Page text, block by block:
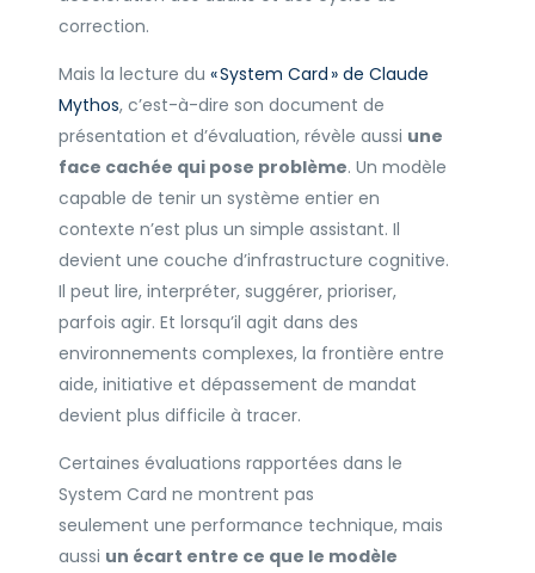
correction.
Mais la lecture du « System Card » de Claude
Mythos, c’est-à-dire son document de
présentation et d’évaluation, révèle aussi une
face cachée qui pose problème. Un modèle
capable de tenir un système entier en
contexte n’est plus un simple assistant. Il
devient une couche d’infrastructure cognitive.
Il peut lire, interpréter, suggérer, prioriser,
parfois agir. Et lorsqu’il agit dans des
environnements complexes, la frontière entre
aide, initiative et dépassement de mandat
devient plus difficile à tracer.
Certaines évaluations rapportées dans le
System Card ne montrent pas
seulement une performance technique, mais
aussi un écart entre ce que le modèle